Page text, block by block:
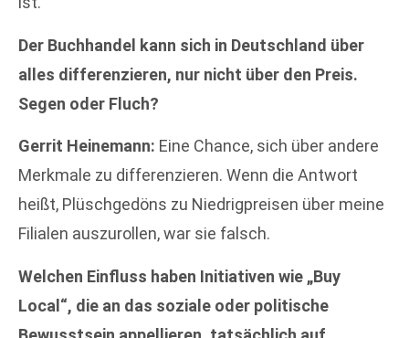
Der Buchhandel kann sich in Deutschland über
alles differenzieren, nur nicht über den Preis.
Segen oder Fluch?
Gerrit Heinemann: Eine Chance, sich über andere
Merkmale zu differenzieren. Wenn die Antwort
heißt, Plüschgedöns zu Niedrigpreisen über meine
Filialen auszurollen, war sie falsch.
Welchen Einfluss haben Initiativen wie „Buy
Local“, die an das soziale oder politische